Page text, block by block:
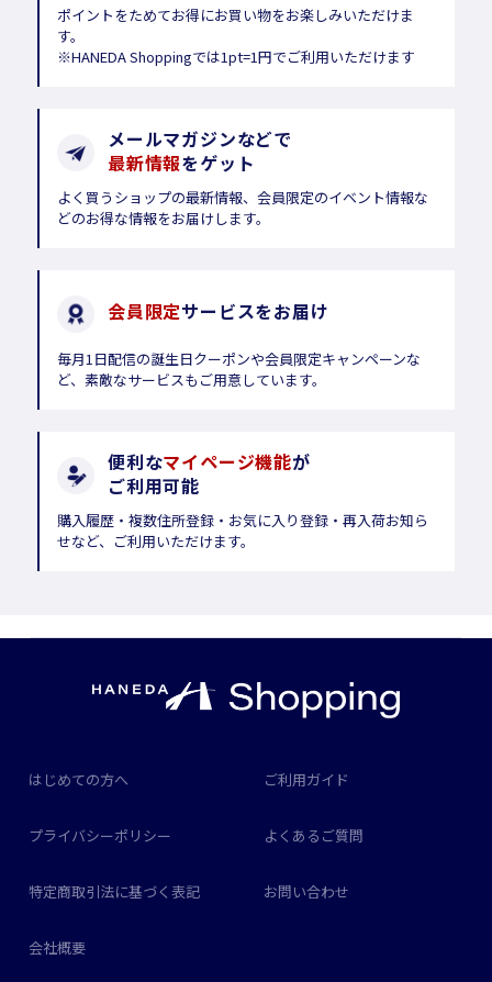
ポイントをためてお得にお買い物をお楽しみいただけま
す。
※HANEDA Shoppingでは1pt=1円でご利用いただけます
メールマガジンなどで
最新情報をゲット
よく買うショップの最新情報、会員限定のイベント情報な
どのお得な情報をお届けします。
会員限定サービスをお届け
毎月1日配信の誕生日クーポンや会員限定キャンペーンな
ど、素敵なサービスもご用意しています。
便利なマイページ機能が
ご利用可能
購入履歴・複数住所登録・お気に入り登録・再入荷お知ら
せなど、ご利用いただけます。
はじめての方へ ご利用ガイド
プライバシーポリシー よくあるご質問
特定商取引法に基づく表記 お問い合わせ
会社概要